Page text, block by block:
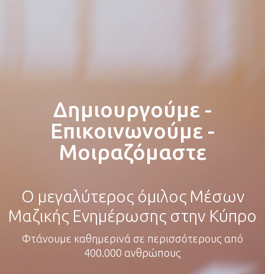
Δημιουργούμε -
Επικοινωνούμε -
Μοιραζόμαστε
Ο μεγαλύτερος όμιλος Μέσων
Μαζικής Ενημέρωσης στην Κύπρο
Φτάνουμε καθημερινά σε περισσότερους από
400.000 ανθρώπους